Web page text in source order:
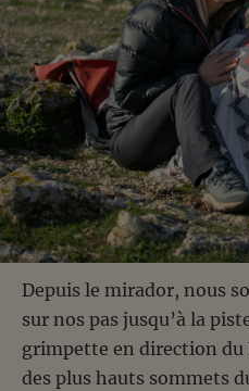
Depuis le mirador, nous
sur nos pas jusqu’à la
grimpette en direction du
des plus hauts sommets